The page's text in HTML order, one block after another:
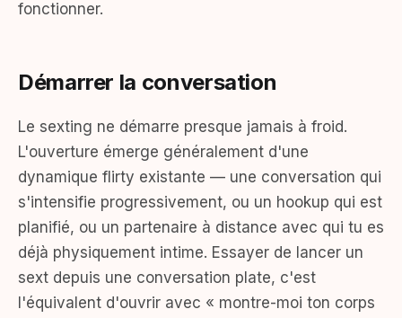
fonctionner.
Démarrer la conversation
Le sexting ne démarre presque jamais à froid.
L'ouverture émerge généralement d'une
dynamique flirty existante — une conversation qui
s'intensifie progressivement, ou un hookup qui est
planifié, ou un partenaire à distance avec qui tu es
déjà physiquement intime. Essayer de lancer un
sext depuis une conversation plate, c'est
l'équivalent d'ouvrir avec « montre-moi ton corps